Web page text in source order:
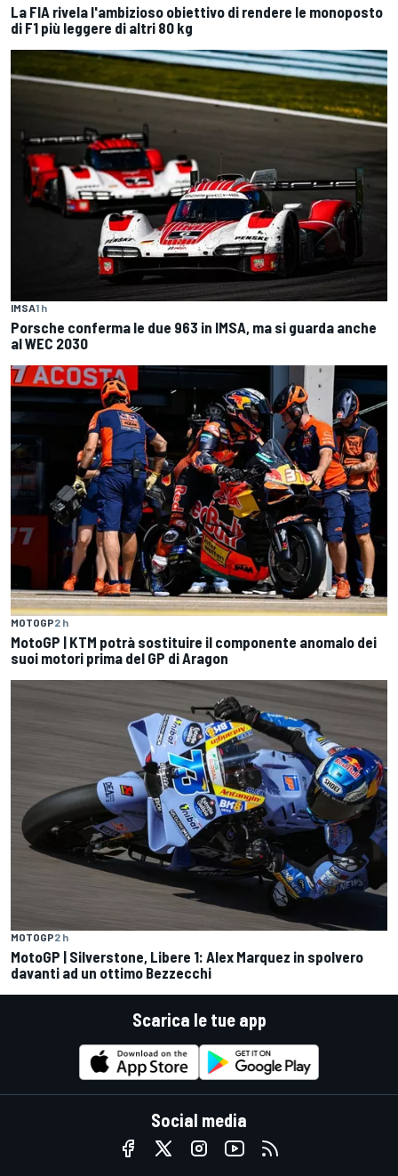
La FIA rivela l'ambizioso obiettivo di rendere le monoposto
di F1 più leggere di altri 80 kg
IMSA1 h
Porsche conferma le due 963 in IMSA, ma si guarda anche
al WEC 2030
MOTOGP2 h
MotoGP | KTM potrà sostituire il componente anomalo dei
suoi motori prima del GP di Aragon
MOTOGP2 h
MotoGP | Silverstone, Libere 1: Alex Marquez in spolvero
davanti ad un ottimo Bezzecchi
Scarica le tue app
Social media